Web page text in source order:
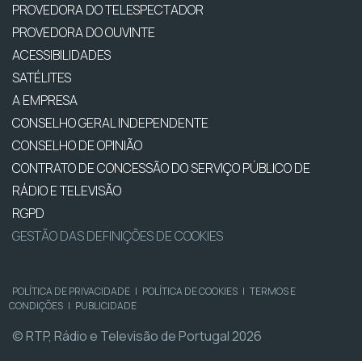
PROVEDORA DO TELESPECTADOR
PROVEDORA DO OUVINTE
ACESSIBILIDADES
SATÉLITES
A EMPRESA
CONSELHO GERAL INDEPENDENTE
CONSELHO DE OPINIÃO
CONTRATO DE CONCESSÃO DO SERVIÇO PÚBLICO DE
RÁDIO E TELEVISÃO
RGPD
GESTÃO DAS DEFINIÇÕES DE COOKIES
POLÍTICA DE PRIVACIDADE | POLÍTICA DE COOKIES | TERMOS E
CONDIÇÕES | PUBLICIDADE
© RTP, Rádio e Televisão de Portugal 2026